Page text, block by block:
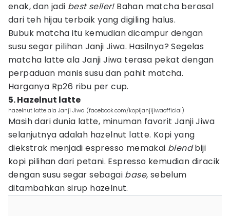
enak, dan jadi best seller!Bahan matcha berasal
dari teh hijau terbaik yang digiling halus.
Bubuk matcha itu kemudian dicampur dengan
susu segar pilihan Janji Jiwa. Hasilnya? Segelas
matcha latte ala Janji Jiwa terasa pekat dengan
perpaduan manis susu dan pahit matcha.
Harganya Rp26 ribu per cup.
5. Hazelnut latte
hazelnut latte ala Janji Jiwa (facebook.com/kopijanjijiwaofficial)
Masih dari dunia latte, minuman favorit Janji Jiwa
selanjutnya adalah hazelnut latte. Kopi yang
diekstrak menjadi espresso memakai blendbiji
kopi pilihan dari petani. Espresso kemudian diracik
dengan susu segar sebagai base, sebelum
ditambahkan sirup hazelnut.